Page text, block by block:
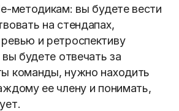
методикам: вы будете вести
на стендапах,
и ретроспективу
вы будете отвечать за
команды, нужно находить
ее члену и понимать,